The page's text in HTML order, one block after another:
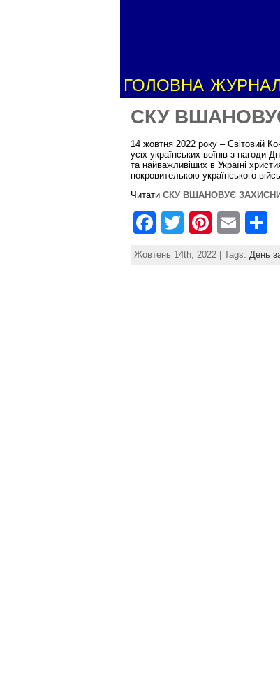
ГОЛОВНА
СКУ
14 жовтня 2022 року – Світовий
усіх українських воїнів з нагоди
та найважливіших в Україні
покровителькою українського
Читати СКУ ВШАНОВУЄ
F
T
w
itt
Pi
nt
er
E
m
ai
Жовтень 14th, 2022 | Tags: День